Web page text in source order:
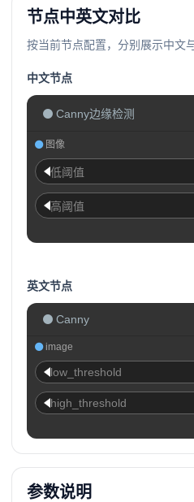
节点中英文对比
按当前节点配置，分别展示中文
中文节点
Canny边缘检测
图像
低阈值
高阈值
英文节点
Canny
image
low_threshold
high_threshold
参数说明